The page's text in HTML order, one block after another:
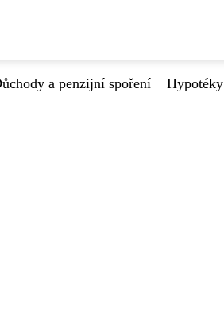
a penzijní spoření Hypotéky